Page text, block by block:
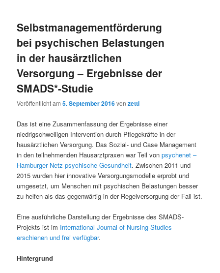
Selbstmanagementförderung
bei psychischen Belastungen
in der hausärztlichen
Versorgung – Ergebnisse der
SMADS*-Studie
Veröffentlicht am5. September 2016vonzetti
Das ist eine Zusammenfassung der Ergebnisse einer
niedrigschwelligen Intervention durch Pflegekräfte in der
hausärztlichen Versorgung. Das Sozial- und Case Management
in den teilnehmenden Hausarztpraxen war Teil vonpsychenet –
Hamburger Netz psychische Gesundheit. Zwischen 2011 und
2015 wurden hier innovative Versorgungsmodelle erprobt und
umgesetzt, um Menschen mit psychischen Belastungen besser
zu helfen als das gegenwärtig in der Regelversorgung der Fall ist.
Eine ausführliche Darstellung der Ergebnisse des SMADS-
Projekts ist im International Journal of Nursing Studies
erschienen und frei verfügbar.
Hintergrund